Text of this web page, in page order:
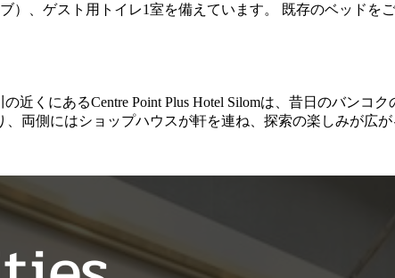
）、ゲスト用トイレ1室を備えています。 既存のベッドを
近くにあるCentre Point Plus Hotel Silomは、昔日のバン
両側にはショップハウスが軒を連ね、探索の楽しみが広